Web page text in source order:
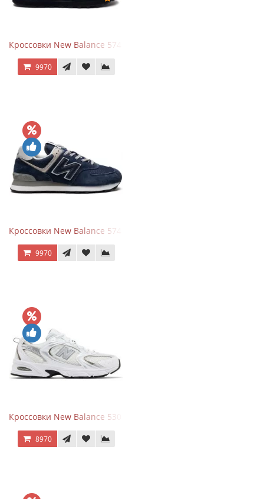
Кроссовки New Balance 574 All Black
9970
Кроссовки New Balance 574 Navy Blue Grey
9970
Кроссовки New Balance 530 White Silver Metallic
8970